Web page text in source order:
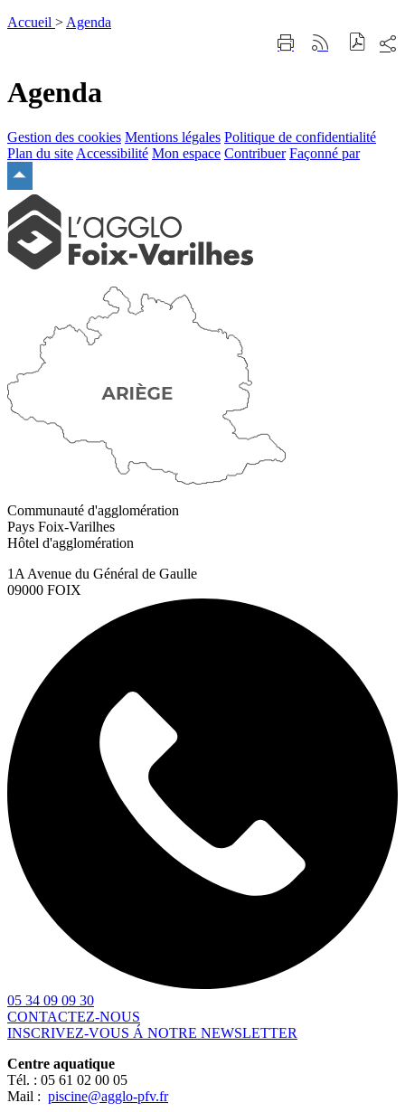
Accueil > Agenda
ImprimerGénérer
sur
Agenda
Gestion des cookies Mentions légales Politique de confidentialité
Plan du site Accessibilité Mon espace Contribuer Façonné par
haut
du
site
Communauté d'agglomération
Pays Foix-Varilhes
Hôtel d'agglomération
1A Avenue du Général de Gaulle
09000 FOIX
05 34 09 09 30
CONTACTEZ-NOUS
INSCRIVEZ-VOUS Á NOTRE NEWSLETTER
Centre aquatique
Tél. : 05 61 02 00 05
Mail : piscine@agglo-pfv.fr